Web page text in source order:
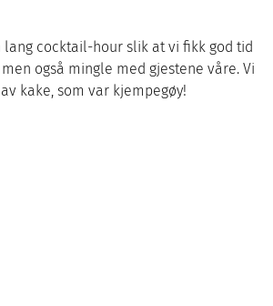
lang cocktail-hour slik at vi fikk god tid
også mingle med gjestene våre. Vi
kake, som var kjempegøy!